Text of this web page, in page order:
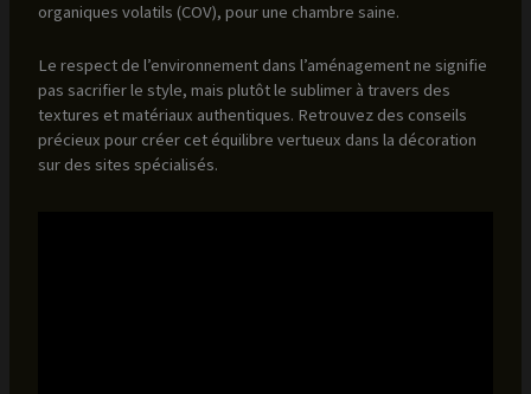
organiques volatils (COV), pour une chambre saine.
Le respect de l’environnement dans l’aménagement ne signifie
pas sacrifier le style, mais plutôt le sublimer à travers des
textures et matériaux authentiques. Retrouvez des conseils
précieux pour créer cet équilibre vertueux dans la décoration
sur des sites spécialisés.